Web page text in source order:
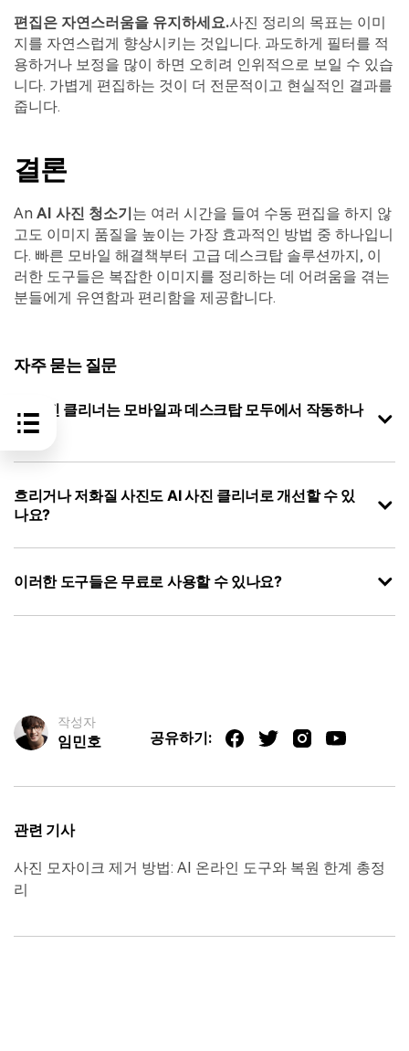
편집은 자연스러움을 유지하세요.사진 정리의 목표는 이미
지를 자연스럽게 향상시키는 것입니다. 과도하게 필터를 적
용하거나 보정을 많이 하면 오히려 인위적으로 보일 수 있습
니다. 가볍게 편집하는 것이 더 전문적이고 현실적인 결과를
줍니다.
결론
An AI 사진 청소기는 여러 시간을 들여 수동 편집을 하지 않
고도 이미지 품질을 높이는 가장 효과적인 방법 중 하나입니
다. 빠른 모바일 해결책부터 고급 데스크탑 솔루션까지, 이
러한 도구들은 복잡한 이미지를 정리하는 데 어려움을 겪는
분들에게 유연함과 편리함을 제공합니다.
자주 묻는 질문
AI 사진 클리너는 모바일과 데스크탑 모두에서 작동하나
요?
흐리거나 저화질 사진도 AI 사진 클리너로 개선할 수 있
나요?
이러한 도구들은 무료로 사용할 수 있나요?
작성자
임민호 공유하기:
관련 기사
사진 모자이크 제거 방법: AI 온라인 도구와 복원 한계 총정
리